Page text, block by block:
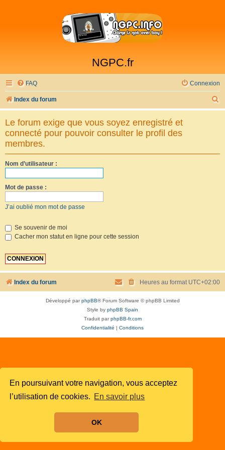
En poursuivant votre navigation, vous acceptez
l’utilisation de cookies. En savoir plus
OK
NGPC.fr
FAQ Connexion
Index du forum
e
Le forum exige que vous soyez enregistré et
connecté pour pouvoir consulter le profil des
membres.
Nom d’utilisateur :
Mot de passe :
J’ai oublié mon mot de passe
Se souvenir de moi
Cacher mon statut en ligne pour cette session
Index du forum Heures au format UTC+02:00
Développé parphpBB® Forum Software © phpBB Limited
Style by phpBB Spain
Traduit parphpBB-fr.com
Confidentialité
Conditions